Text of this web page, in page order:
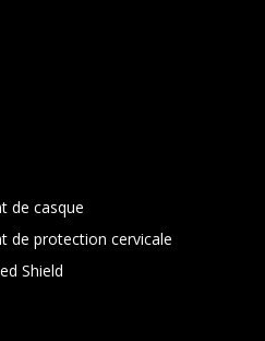
de casque
de protection cervicale
Shield